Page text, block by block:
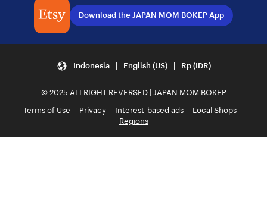
Download the JAPAN MOM BOKEP App
Indonesia | English (US) | Rp (IDR)
© 2025 ALLRIGHT REVERSED | JAPAN MOM BOKEP
Terms of Use
Privacy Interest-based ads
Local Shops
Regions